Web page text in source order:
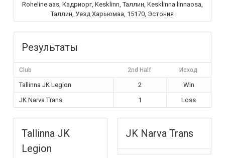
Roheline aas, Кадриорг, Kesklinn, Таллин, Kesklinna linnaosa,
Таллин, Уезд Харьюмаа, 15170, Эстония
Результаты
Club 2nd Half Исход
Tallinna JK Legion 2
Win
JK Narva Trans
1 Loss
Tallinna JK
Legion
JK Narva Trans